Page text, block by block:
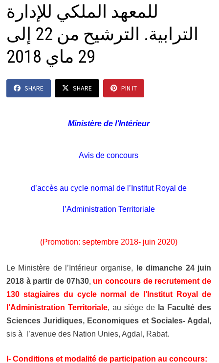
للمعهد الملكي للإدارة
الترابية. الترشيح من 22 إلى
29 ماي 2018
SHARE SHARE PIN IT
Ministère de l’Intérieur
Avis de concours
d’accès au cycle normal de l’Institut Royal de
l’Administration Territoriale
(Promotion: septembre 2018- juin 2020)
Le Ministère de l’Intérieur organise, le dimanche 24 juin
2018 à partir de 07h30, un concours de recrutement de
130 stagiaires du cycle normal de l’Institut Royal de
l’Administration Territoriale, au siège de la Faculté des
Sciences Juridiques, Economiques et Sociales- Agdal,
sis à l’avenue des Nation Unies, Agdal, Rabat.
I- Conditions et modalité de participation au concours: